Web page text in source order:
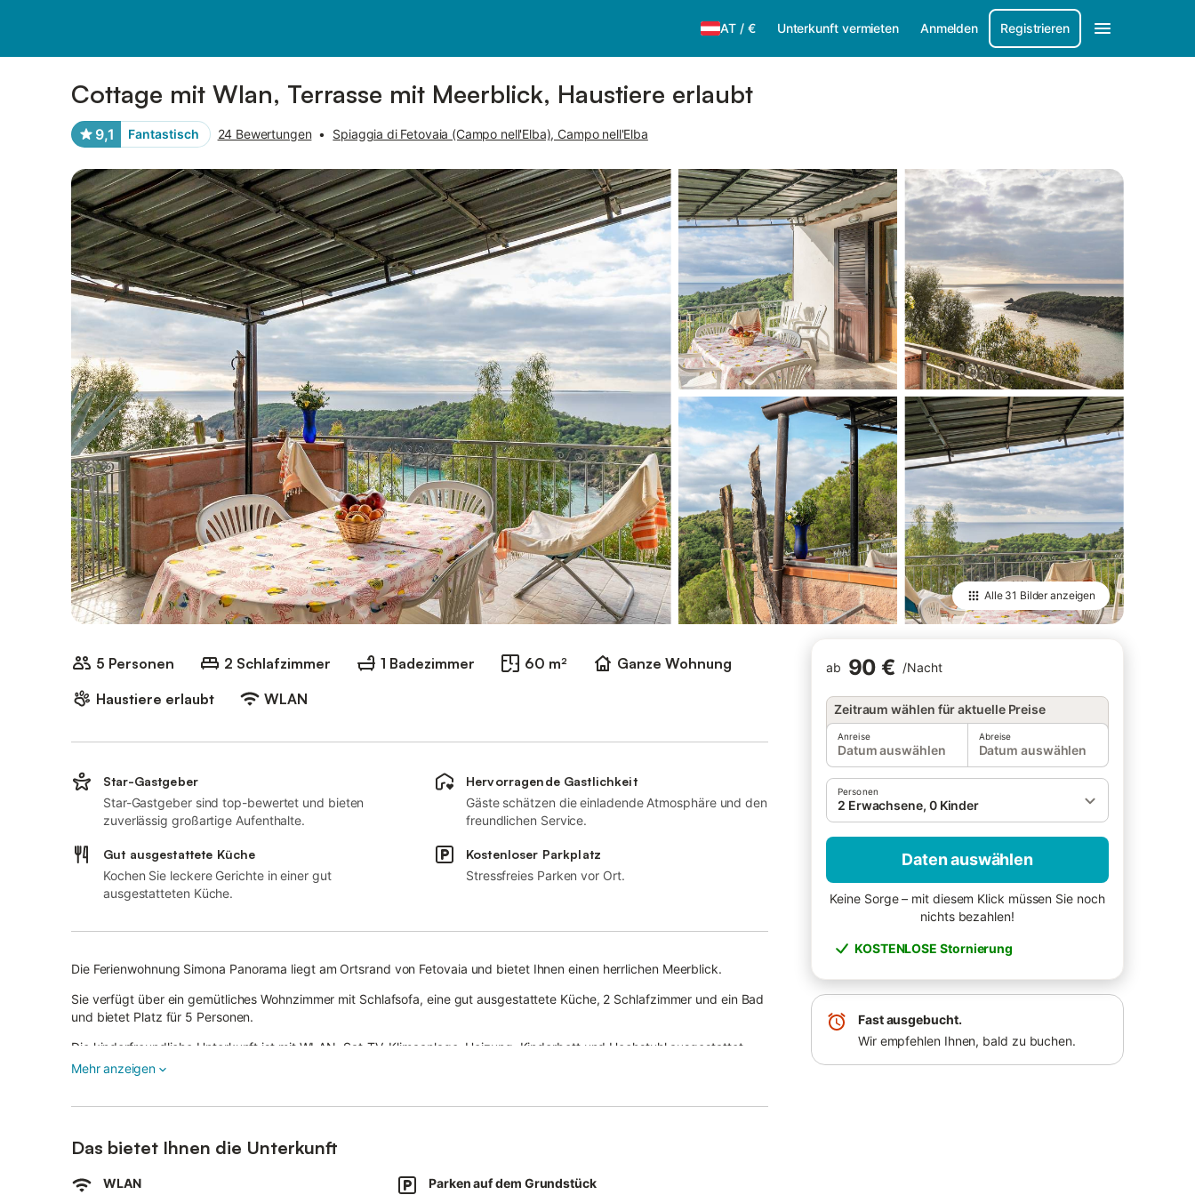
AT / € Unterkunft vermieten Anmelden Registrieren
Cottage mit Wlan, Terrasse mit Meerblick, Haustiere erlaubt
9,1 Fantastisch 24 Bewertungen • Spiaggia di Fetovaia (Campo nell'Elba), Campo nell'Elba
Alle 31 Bilderanzeigen
5 Personen 2 Schlafzimmer 1 Badezimmer 60 m²
Ganze Wohnung
Haustiere erlaubt
WLAN
ab 90 € /Nacht
Zeitraum wählen für aktuelle Preise
Anreise
Datum auswählen
Abreise
Datum auswählen
Personen
2 Erwachsene, 0 Kinder
Daten auswählen
Keine Sorge – mit diesem Klick müssen Sie noch
nichts bezahlen!
KOSTENLOSE Stornierung
Fast ausgebucht.
Wir empfehlen Ihnen, bald zu buchen.
Star-Gastgeber
Star-Gastgeber sind top-bewertet und bieten
zuverlässig großartige Aufenthalte.
Hervorragende Gastlichkeit
Gäste schätzen die einladende Atmosphäre und den
freundlichen Service.
Gut ausgestattete Küche
Kochen Sie leckere Gerichte in einer gut
ausgestatteten Küche.
Kostenloser Parkplatz
Stressfreies Parken vor Ort.
Die Ferienwohnung Simona Panorama liegt am Ortsrand von Fetovaia und bietet Ihnen einen herrlichen Meerblick.
Sie verfügt über ein gemütliches Wohnzimmer mit Schlafsofa, eine gut ausgestattete Küche, 2 Schlafzimmer und ein Bad
und bietet Platz für 5 Personen.
Die kinderfreundliche Unterkunft ist mit WLAN, Sat-TV, Klimaanlage, Heizung, Kinderbett und Hochstuhl ausgestattet.
Im Außenbereich erwartet Sie eine wunderschöne Terrasse mit unvergesslichem Blick auf den Strand von Fetovaia und
Ein größerer Supermarkt befindet sich im nahegelegenen Dorf Pomonte, 4,7 km entfernt.
Verschiedene Restaurants und der Strand von Fetovaia sind nur 600 m oder 12 Gehminuten entfernt.
Mehr anzeigen
Das bietet Ihnen die Unterkunft
WLAN Parken auf dem Grundstück